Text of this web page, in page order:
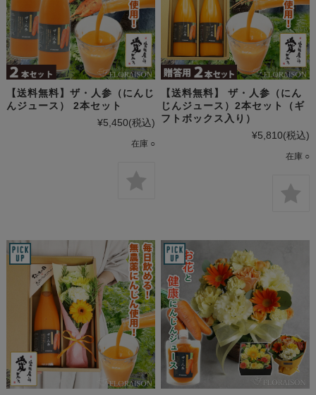
【送料無料】ザ・人参（にんじ
んジュース） 2本セット
¥5,450(税込)
在庫 ○
【送料無料】 ザ・人参（にん
じんジュース）2本セット（ギ
フトボックス入り）
¥5,810(税込)
在庫 ○